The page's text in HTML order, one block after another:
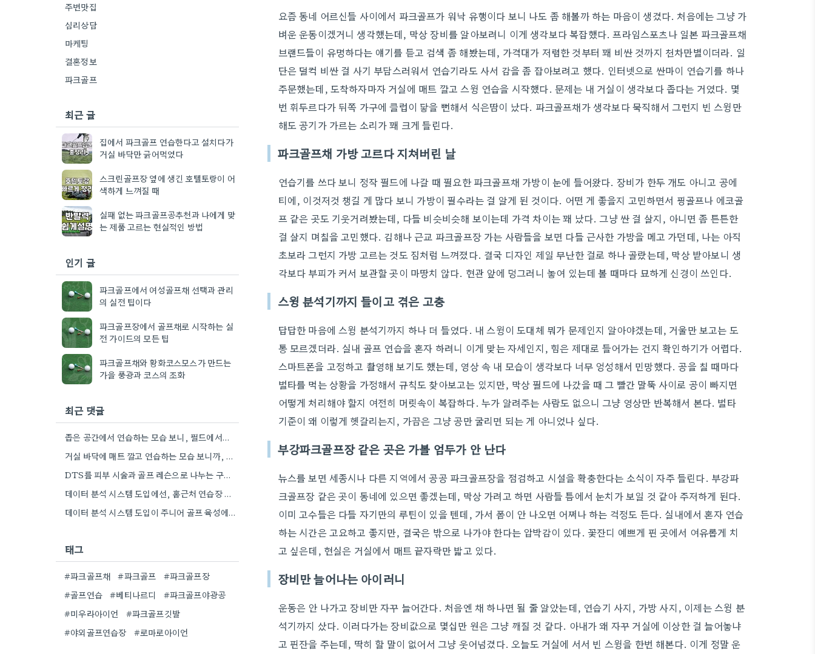
요즘 동네 어르신들 사이에서 파크골프가 워낙 유행이다 보니 나도 좀 해볼까 하는 마음이 생겼다. 처음에는 그냥 가
벼운 운동이겠거니 생각했는데, 막상 장비를 알아보려니 이게 생각보다 복잡했다. 프라임스포츠나 일본 파크골프채
브랜드들이 유명하다는 얘기를 듣고 검색 좀 해봤는데, 가격대가 저렴한 것부터 꽤 비싼 것까지 천차만별이더라. 일
단은 덜컥 비싼 걸 사기 부담스러워서 연습기라도 사서 감을 좀 잡아보려고 했다. 인터넷으로 싼마이 연습기를 하나
주문했는데, 도착하자마자 거실에 매트 깔고 스윙 연습을 시작했다. 문제는 내 거실이 생각보다 좁다는 거였다. 몇
번 휘두르다가 뒤쪽 가구에 클럽이 닿을 뻔해서 식은땀이 났다. 파크골프채가 생각보다 묵직해서 그런지 빈 스윙만
해도 공기가 가르는 소리가 꽤 크게 들린다.
파크골프채 가방 고르다 지쳐버린 날
연습기를 쓰다 보니 정작 필드에 나갈 때 필요한 파크골프채 가방이 눈에 들어왔다. 장비가 한두 개도 아니고 공에
티에, 이것저것 챙길 게 많다 보니 가방이 필수라는 걸 알게 된 것이다. 어떤 게 좋을지 고민하면서 핑골프나 에코골
프 같은 곳도 기웃거려봤는데, 다들 비슷비슷해 보이는데 가격 차이는 꽤 났다. 그냥 싼 걸 살지, 아니면 좀 튼튼한
걸 살지 며칠을 고민했다. 김해나 근교 파크골프장 가는 사람들을 보면 다들 근사한 가방을 메고 가던데, 나는 아직
초보라 그런지 가방 고르는 것도 짐처럼 느껴졌다. 결국 디자인 제일 무난한 걸로 하나 골랐는데, 막상 받아보니 생
각보다 부피가 커서 보관할 곳이 마땅치 않다. 현관 앞에 덩그러니 놓여 있는데 볼 때마다 묘하게 신경이 쓰인다.
스윙 분석기까지 들이고 겪은 고충
답답한 마음에 스윙 분석기까지 하나 더 들였다. 내 스윙이 도대체 뭐가 문제인지 알아야겠는데, 거울만 보고는 도
통 모르겠더라. 실내 골프 연습을 혼자 하려니 이게 맞는 자세인지, 힘은 제대로 들어가는 건지 확인하기가 어렵다.
스마트폰을 고정하고 촬영해 보기도 했는데, 영상 속 내 모습이 생각보다 너무 엉성해서 민망했다. 공을 칠 때마다
벌타를 먹는 상황을 가정해서 규칙도 찾아보고는 있지만, 막상 필드에 나갔을 때 그 빨간 말뚝 사이로 공이 빠지면
어떻게 처리해야 할지 여전히 머릿속이 복잡하다. 누가 알려주는 사람도 없으니 그냥 영상만 반복해서 본다. 벌타
기준이 왜 이렇게 헷갈리는지, 가끔은 그냥 공만 굴리면 되는 게 아니었나 싶다.
부강파크골프장 같은 곳은 가볼 엄두가 안 난다
뉴스를 보면 세종시나 다른 지역에서 공공 파크골프장을 점검하고 시설을 확충한다는 소식이 자주 들린다. 부강파
크골프장 같은 곳이 동네에 있으면 좋겠는데, 막상 가려고 하면 사람들 틈에서 눈치가 보일 것 같아 주저하게 된다.
이미 고수들은 다들 자기만의 루틴이 있을 텐데, 가서 폼이 안 나오면 어쩌나 하는 걱정도 든다. 실내에서 혼자 연습
하는 시간은 고요하고 좋지만, 결국은 밖으로 나가야 한다는 압박감이 있다. 꽃잔디 예쁘게 핀 곳에서 여유롭게 치
고 싶은데, 현실은 거실에서 매트 끝자락만 밟고 있다.
장비만 늘어나는 아이러니
운동은 안 나가고 장비만 자꾸 늘어간다. 처음엔 채 하나면 될 줄 알았는데, 연습기 사지, 가방 사지, 이제는 스윙 분
석기까지 샀다. 이러다가는 장비값으로 몇십만 원은 그냥 깨질 것 같다. 아내가 왜 자꾸 거실에 이상한 걸 늘어놓냐
고 핀잔을 주는데, 딱히 할 말이 없어서 그냥 웃어넘겼다. 오늘도 거실에 서서 빈 스윙을 한번 해본다. 이게 정말 운
주변맛집
심리상담
마케팅
결혼정보
파크골프
최근 글
집에서 파크골프 연습한다고 설치다가
거실 바닥만 긁어먹었다
스크린골프장 옆에 생긴 호텔토랑이 어
색하게 느껴질 때
실패 없는 파크골프공추천과 나에게 맞
는 제품 고르는 현실적인 방법
인기 글
파크골프에서 여성골프채 선택과 관리
의 실전 팁이다
파크골프장에서 골프채로 시작하는 실
전 가이드의 모든 팁
파크골프채와 황화코스모스가 만드는
가을 풍광과 코스의 조화
최근 댓글
좁은 공간에서 연습하는 모습 보니, 필드에서는 공간 생각은 훨씬 더 중요하겠네요.
거실 바닥에 매트 깔고 연습하는 모습 보니까, 혼자서 훈련하는 게 얼마나 버거울지 느껴지네요.
DTS를 피부 시술과 골프 레슨으로 나누는 구분 자체가 흥미로운 관점인 것 같아요. IT 업계 용어의…
데이터 분석 시스템 도입에선, 홈근처 연습장 예약 시스템 복잡함이 진짜 문제라는 걸 알게 됐네요.
데이터 분석 시스템 도입이 주니어 골프 육성에 효과적이라는 점이 흥미로웠어요. 특히, 스윙 데이터를 실시간으로 확인하며…
태그
#파크골프채 #파크골프
#파크골프장
#골프연습
#베티나르디
#파크골프야광공
#미우라아이언
#파크골프깃발
#야외골프연습장
#로마로아이언